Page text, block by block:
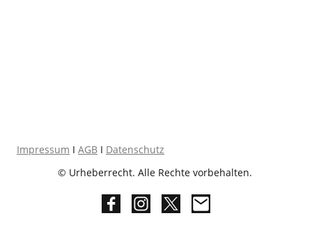
Impressum I AGB I Datenschutz
© Urheberrecht. Alle Rechte vorbehalten.